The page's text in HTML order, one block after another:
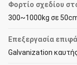
Φορτίο σχεδίου
300~1000kg σε
Επεξεργασία
Galvanization